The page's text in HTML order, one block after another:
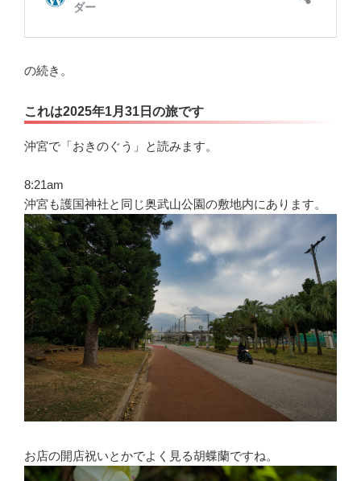
の続き。
これは2025年1月31日の旅です
沖宮で「おきのぐう」と読みます。
8:21am
沖宮も護国神社と同じ奥武山公園の敷地内にあります。
お店の開店祝いとかでよく見る胡蝶蘭ですね。